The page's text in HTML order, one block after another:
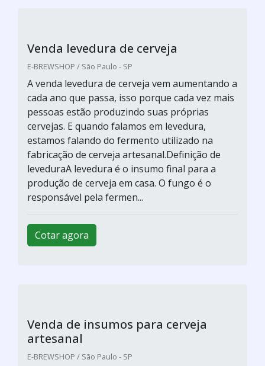
E-BREWSHOP / São Paulo - SP
Com o grande aumento do consumo de
cervejas artesanais por diversos públicos no
Brasil, a venda de malte para cerveja também
aumentou. E quando falamos em malte,
estamos falando de um dos insumos que
possuem maior participação nas alterações
químicas e físicas da cerveja. O malte é
produzido através do processo de germinação
de grãos como a cevada e o tr...